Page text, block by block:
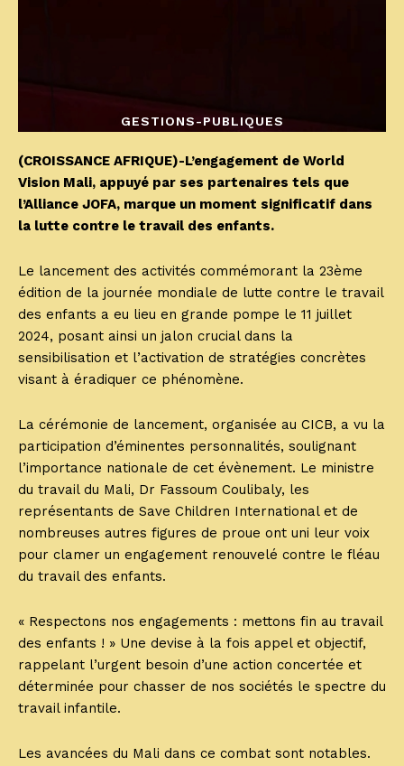
GESTIONS-PUBLIQUES
(CROISSANCE AFRIQUE)-L’engagement de World
Vision Mali, appuyé par ses partenaires tels que
l’Alliance JOFA, marque un moment significatif dans
la lutte contre le travail des enfants.
Le lancement des activités commémorant la 23ème
édition de la journée mondiale de lutte contre le travail
des enfants a eu lieu en grande pompe le 11 juillet
2024, posant ainsi un jalon crucial dans la
sensibilisation et l’activation de stratégies concrètes
visant à éradiquer ce phénomène.
La cérémonie de lancement, organisée au CICB, a vu la
participation d’éminentes personnalités, soulignant
l’importance nationale de cet évènement. Le ministre
du travail du Mali, Dr Fassoum Coulibaly, les
représentants de Save Children International et de
nombreuses autres figures de proue ont uni leur voix
pour clamer un engagement renouvelé contre le fléau
du travail des enfants.
« Respectons nos engagements : mettons fin au travail
des enfants ! » Une devise à la fois appel et objectif,
rappelant l’urgent besoin d’une action concertée et
déterminée pour chasser de nos sociétés le spectre du
travail infantile.
Les avancées du Mali dans ce combat sont notables.